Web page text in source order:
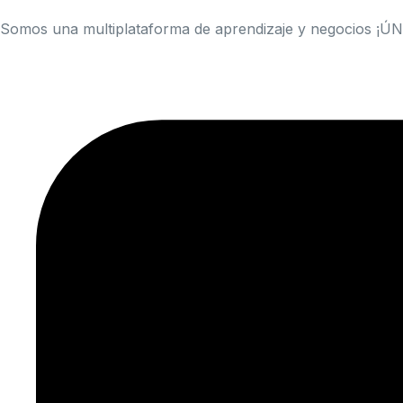
Somos una multiplataforma de aprendizaje y negocios